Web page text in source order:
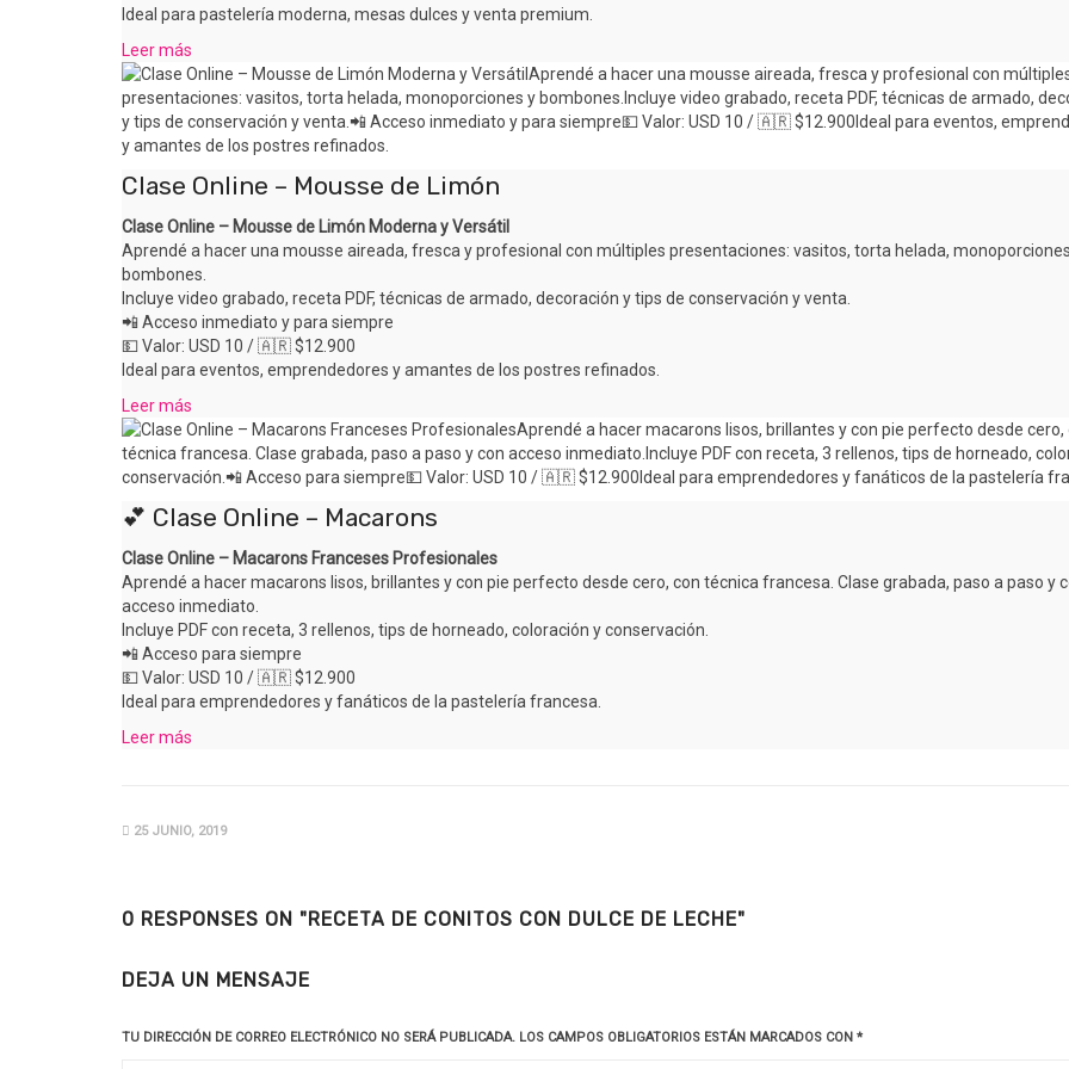
Ideal para pastelería moderna, mesas dulces y venta premium.
Leer más
Clase Online – Mousse de Limón
Clase Online – Mousse de Limón Moderna y Versátil
Aprendé a hacer una mousse aireada, fresca y profesional con múltiples presentaciones: vasitos, torta helada,
bombones.
Incluye video grabado, receta PDF, técnicas de armado, decoración y tips de conservación y venta.
📲 Acceso inmediato y para siempre
💵 Valor: USD 10 / 🇦🇷 $12.900
Ideal para eventos, emprendedores y amantes de los postres refinados.
Leer más
💕 Clase Online – Macarons
Clase Online – Macarons Franceses Profesionales
Aprendé a hacer macarons lisos, brillantes y con pie perfecto desde cero, con técnica francesa. Clase grabada, paso a paso y
acceso inmediato.
Incluye PDF con receta, 3 rellenos, tips de horneado, coloración y conservación.
📲 Acceso para siempre
💵 Valor: USD 10 / 🇦🇷 $12.900
Ideal para emprendedores y fanáticos de la pastelería francesa.
Leer más
25 JUNIO, 2019
0 RESPONSES ON "RECETA DE CONITOS CON DULCE DE LECHE"
DEJA UN MENSAJE
TU DIRECCIÓN DE CORREO ELECTRÓNICO NO SERÁ PUBLICADA. LOS CAMPOS OBLIGATORIOS ESTÁN MARCADOS CON *